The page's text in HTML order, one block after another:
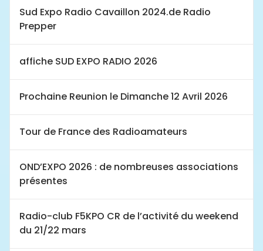
Sud Expo Radio Cavaillon 2024.de Radio
Prepper
affiche SUD EXPO RADIO 2026
Prochaine Reunion le Dimanche 12 Avril 2026
Tour de France des Radioamateurs
OND’EXPO 2026 : de nombreuses associations
présentes
Radio-club F5KPO CR de l’activité du weekend
du 21/22 mars